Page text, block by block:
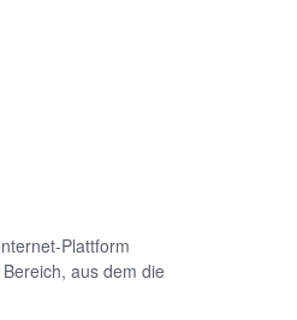
Plattform
aus dem die